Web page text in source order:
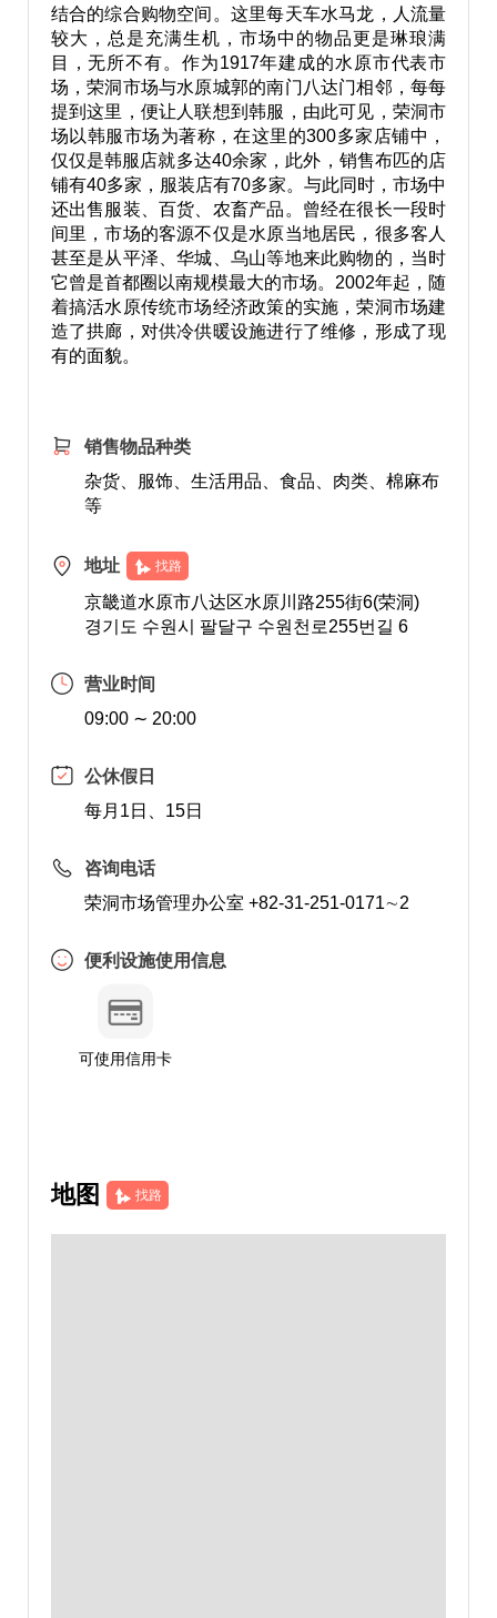
结合的综合购物空间。这里每天车水马龙，人流量
较大，总是充满生机，市场中的物品更是琳琅满
目，无所不有。作为1917年建成的水原市代表市
场，荣洞市场与水原城郭的南门八达门相邻，每每
提到这里，便让人联想到韩服，由此可见，荣洞市
场以韩服市场为著称，在这里的300多家店铺中，
仅仅是韩服店就多达40余家，此外，销售布匹的店
铺有40多家，服装店有70多家。与此同时，市场中
还出售服装、百货、农畜产品。曾经在很长一段时
间里，市场的客源不仅是水原当地居民，很多客人
甚至是从平泽、华城、乌山等地来此购物的，当时
它曾是首都圈以南规模最大的市场。2002年起，随
着搞活水原传统市场经济政策的实施，荣洞市场建
造了拱廊，对供冷供暖设施进行了维修，形成了现
有的面貌。
销售物品种类
杂货、服饰、生活用品、食品、肉类、棉麻布
等
地址 找路
京畿道水原市八达区水原川路255街6(荣洞)
경기도 수원시 팔달구 수원천로255번길 6
营业时间
09:00 ∼ 20:00
公休假日
每月1日、15日
咨询电话
荣洞市场管理办公室 +82-31-251-0171∼2
便利设施使用信息
可使用信用卡
地图 找路